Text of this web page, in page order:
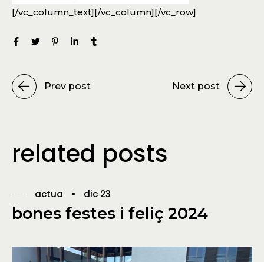
[/vc_column_text][/vc_column][/vc_row]
Prev post Next post
related posts
actua dic 23
bones festes i feliç 2024